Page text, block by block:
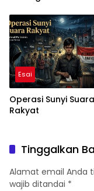
Esai
Operasi Sunyi Suara
Rakyat
Tinggalkan
Alamat email Anda
wajib ditandai *